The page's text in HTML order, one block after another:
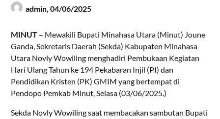
admin,04/06/2025
MINUT – Mewakili Bupati Minahasa Utara (Minut) Joune
Ganda, Sekretaris Daerah (Sekda) Kabupaten Minahasa
Utara Novly Wowiling menghadiri Pembukaan Kegiatan
Hari Ulang Tahun ke 194 Pekabaran Injil (PI) dan
Pendidikan Kristen (PK) GMIM yang bertempat di
Pendopo Pemkab Minut, Selasa (03/06/2025.)
Sekda Novly Wowiling saat membacakan sambutan Bupati